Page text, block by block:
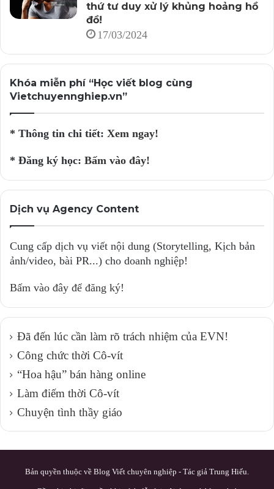
thứ tư duy xử lý khủng hoảng hồ
đồ!
17/03/2024
Khóa miễn phí “Học viết blog cùng
Vietchuyennghiep.vn”
* Thông tin chi tiết: Xem ngay!
* Đăng ký học: Bấm vào đây!
Dịch vụ Agency Content
Cung cấp dịch vụ viết nội dung (Storytelling, Kịch bản
ảnh/video, bài PR...) cho doanh nghiệp!
Bấm vào đây để đăng ký!
Đã đến lúc cần làm rõ trách nhiệm của EVN!
Công chức thời Cô-vít
“Hoa hậu” bán hàng online
Làm điếm thời Cô-vít
Chuyện tình thầy giáo
Bản quyền thuộc về Blog Viết chuyên nghiệp - Tác giả Trung Hiếu.